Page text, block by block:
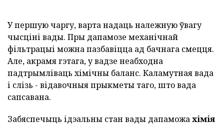
У першую чаргу, варта надаць належную ўвагу
чысціні вады. Пры дапамозе механічнай
фільтрацыі можна пазбавіцца ад бачнага смецця.
Але, акрамя гэтага, у вадзе неабходна
падтрымліваць хімічны баланс. Каламутная вада
і слізь - відавочныя прыкметы таго, што вада
сапсавана.
Забяспечыць ідэальны стан вады дапаможахімія